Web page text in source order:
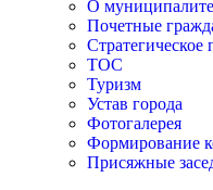
О
Почетные
Стратегическое
ТОС
Туризм
Устав города
Фотогалерея
Формирование
Присяжные